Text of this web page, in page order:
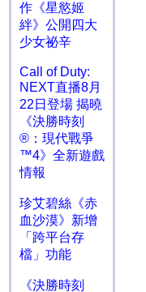
作《星慾姬
絆》公開四大
少女祕辛
Call of Duty:
NEXT直播8月
22日登場 揭曉
《決勝時刻
®：現代戰爭
™4》全新遊戲
情報
珍艾碧絲《赤
血沙漠》新增
「跨平台存
檔」功能
《決勝時刻